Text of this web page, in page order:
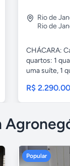
Rio de
Rio de
CHÁCARA:
quartos: 1
uma suíte, 1
R$
Popular